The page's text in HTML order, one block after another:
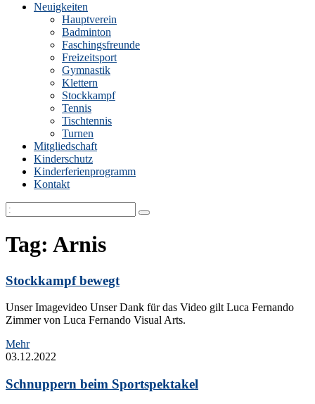
Neuigkeiten
Hauptverein
Badminton
Faschingsfreunde
Freizeitsport
Gymnastik
Klettern
Stockkampf
Tennis
Tischtennis
Turnen
Mitgliedschaft
Kinderschutz
Kinderferienprogramm
Kontakt
Tag: Arnis
Stockkampf bewegt
Unser Imagevideo Unser Dank für das Video gilt Luca Fernando
Zimmer von Luca Fernando Visual Arts.
Mehr
03.12.2022
Schnuppern beim Sportspektakel